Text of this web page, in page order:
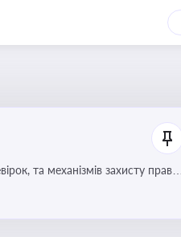
та механізмів захисту прав